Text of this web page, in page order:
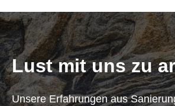
Lust mit uns zu
Unsere Erfahrungen aus